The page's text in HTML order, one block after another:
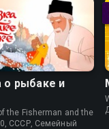
о рыбаке и
the Fisherman and the
СССР, Семейный